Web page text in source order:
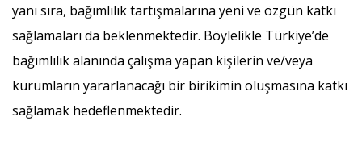
yanı sıra, bağımlılık tartışmalarına yeni ve özgün katkı
sağlamaları da beklenmektedir. Böylelikle Türkiye’de
bağımlılık alanında çalışma yapan kişilerin ve/veya
kurumların yararlanacağı bir birikimin oluşmasına katkı
sağlamak hedeflenmektedir.